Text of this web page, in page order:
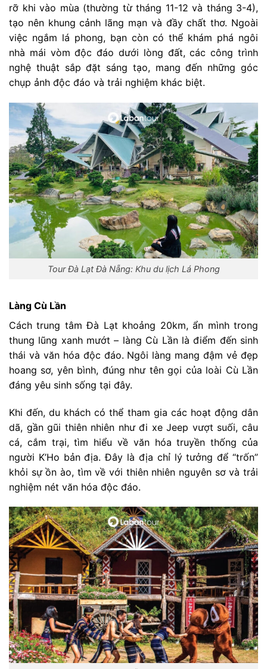
rỡ khi vào mùa (thường từ tháng 11-12 và tháng 3-4),
tạo nên khung cảnh lãng mạn và đầy chất thơ. Ngoài
việc ngắm lá phong, bạn còn có thể khám phá ngôi
nhà mái vòm độc đáo dưới lòng đất, các công trình
nghệ thuật sắp đặt sáng tạo, mang đến những góc
chụp ảnh độc đáo và trải nghiệm khác biệt.
Tour Đà Lạt Đà Nẵng: Khu du lịch Lá Phong
Làng Cù Lần
Cách trung tâm Đà Lạt khoảng 20km, ẩn mình trong
thung lũng xanh mướt – làng Cù Lần là điểm đến sinh
thái và văn hóa độc đáo. Ngôi làng mang đậm vẻ đẹp
hoang sơ, yên bình, đúng như tên gọi của loài Cù Lần
đáng yêu sinh sống tại đây.
Khi đến, du khách có thể tham gia các hoạt động dân
dã, gần gũi thiên nhiên như đi xe Jeep vượt suối, câu
cá, cắm trại, tìm hiểu về văn hóa truyền thống của
người K’Ho bản địa. Đây là địa chỉ lý tưởng để “trốn”
khỏi sự ồn ào, tìm về với thiên nhiên nguyên sơ và trải
nghiệm nét văn hóa độc đáo.